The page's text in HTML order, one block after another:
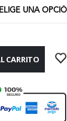
CARRITO